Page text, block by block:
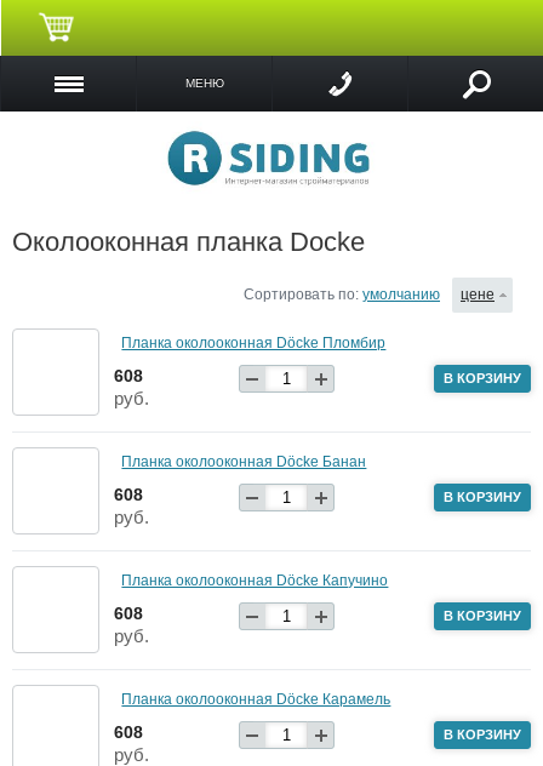
МЕНЮ
Околооконная планка Docke
Сортировать по: умолчанию цене
Планка околооконная Döcke Пломбир
608
руб.
В КОРЗИНУ
Планка околооконная Döcke Банан
608
руб.
В КОРЗИНУ
Планка околооконная Döcke Капучино
608
руб.
В КОРЗИНУ
Планка околооконная Döcke Карамель
608
руб.
В КОРЗИНУ